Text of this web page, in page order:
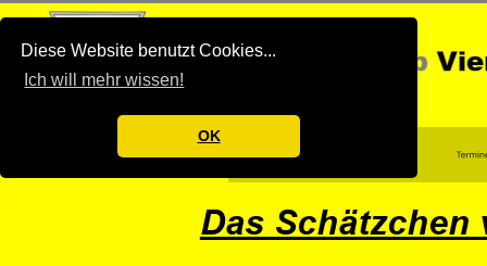
Diese Website benutzt Cookies...
Ich will mehr wissen!
OK
Das Schätzchen